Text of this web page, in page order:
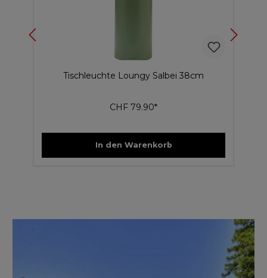
Tischleuchte Loungy Salbei 38cm
CHF 79.90*
In den Warenkorb